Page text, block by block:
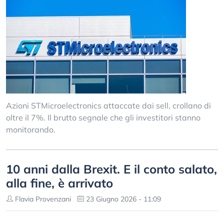
Azioni STMicroelectronics attaccate dai sell, crollano di
oltre il 7%. Il brutto segnale che gli investitori stanno
monitorando.
10 anni dalla Brexit. E il conto salato,
alla fine, è arrivato
Flavia Provenzani 23 Giugno 2026 - 11:09